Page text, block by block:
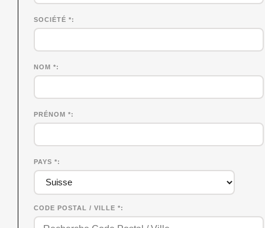
SOCIÉTÉ*
NOM*
PRÉNOM*
PAYS *
CODE POSTAL / VILLE *